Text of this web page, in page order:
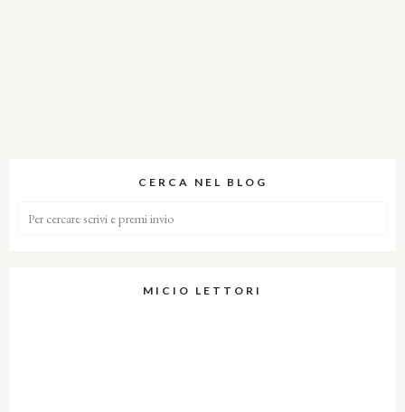
CERCA NEL BLOG
MICIO LETTORI